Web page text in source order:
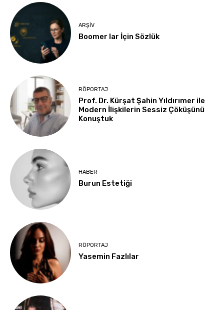
ARŞIV
Boomer lar İçin Sözlük
RÖPORTAJ
Prof. Dr. Kürşat Şahin Yıldırımer ile
Modern İlişkilerin Sessiz Çöküşünü
Konuştuk
HABER
Burun Estetiği
RÖPORTAJ
Yasemin Fazlılar